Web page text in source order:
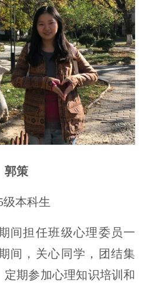
郭策
级本科生
间担任班级心理委员一
间，关心同学，团结集
期参加心理知识培训和